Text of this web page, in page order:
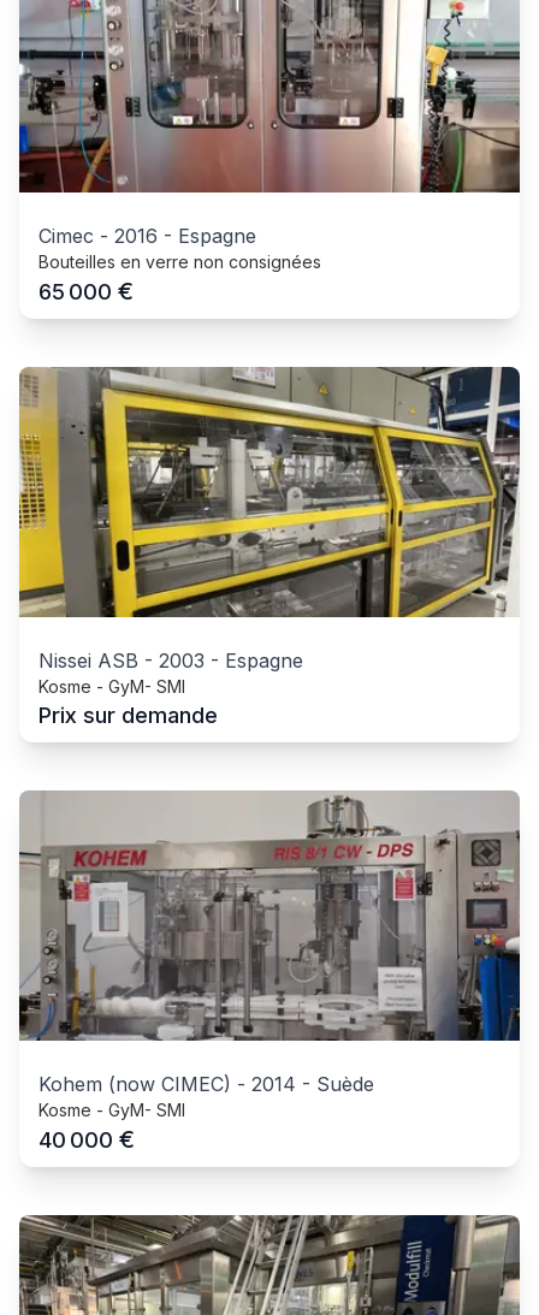
Cimec - 2016 - Espagne
Bouteilles en verre non consignées
65 000 €
Nissei ASB - 2003 - Espagne
Kosme - GyM- SMI
Prix sur demande
Kohem (now CIMEC) - 2014 - Suède
Kosme - GyM- SMI
40 000 €